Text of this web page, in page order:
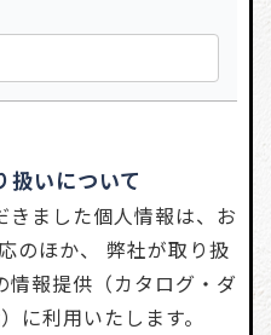
扱いについて
ました個人情報は、お
のほか、 弊社が取り扱
情報提供（カタログ・ダ
に利用いたします。